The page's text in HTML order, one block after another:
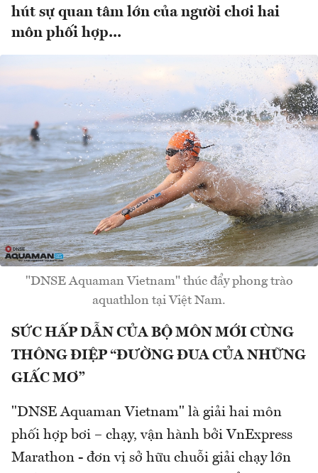
hút sự quan tâm lớn của người chơi hai
môn phối hợp...
"DNSE Aquaman Vietnam" thúc đẩy phong trào
aquathlon tại Việt Nam.
SỨC HẤP DẪN CỦA BỘ MÔN MỚI CÙNG
THÔNG ĐIỆP “ĐƯỜNG ĐUA CỦA NHỮNG
GIẤC MƠ”
"DNSE Aquaman Vietnam" là giải hai môn
phối hợp bơi – chạy, vận hành bởi VnExpress
Marathon - đơn vị sở hữu chuỗi giải chạy lớn